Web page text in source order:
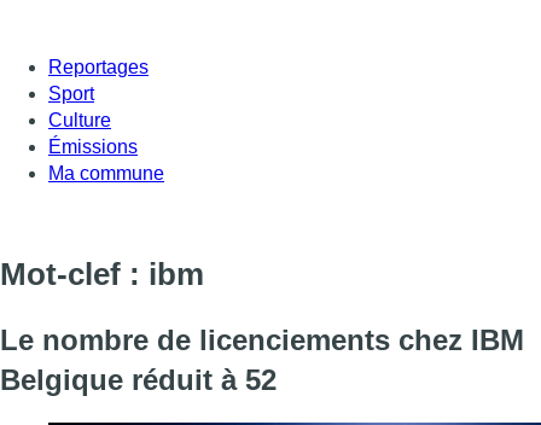
Reportages
Sport
Culture
Émissions
Ma commune
Mot-clef : ibm
Le nombre de licenciements chez IBM
Belgique réduit à 52